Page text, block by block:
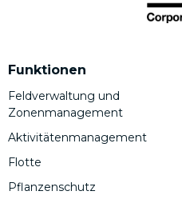
Funktionen
Feldverwaltung und
Zonenmanagement
Aktivitätenmanagement
Flotte
Pflanzenschutz